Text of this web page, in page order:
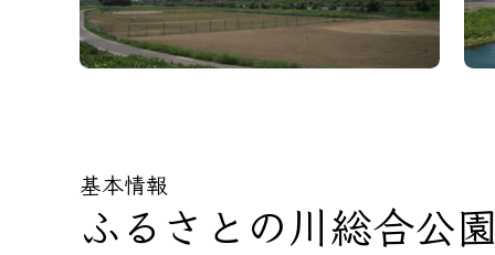
基本情報
ふるさとの川総合公